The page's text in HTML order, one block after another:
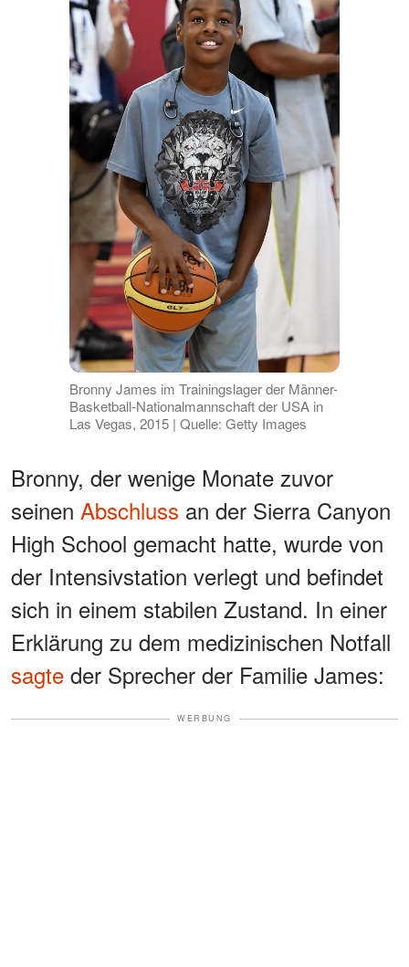
Bronny James im Trainingslager der Männer-
Basketball-Nationalmannschaft der USA in
Las Vegas, 2015 | Quelle: Getty Images
Bronny, der wenige Monate zuvor
seinen Abschluss an der Sierra Canyon
High School gemacht hatte, wurde von
der Intensivstation verlegt und befindet
sich in einem stabilen Zustand. In einer
Erklärung zu dem medizinischen Notfall
sagte der Sprecher der Familie James:
WERBUNG